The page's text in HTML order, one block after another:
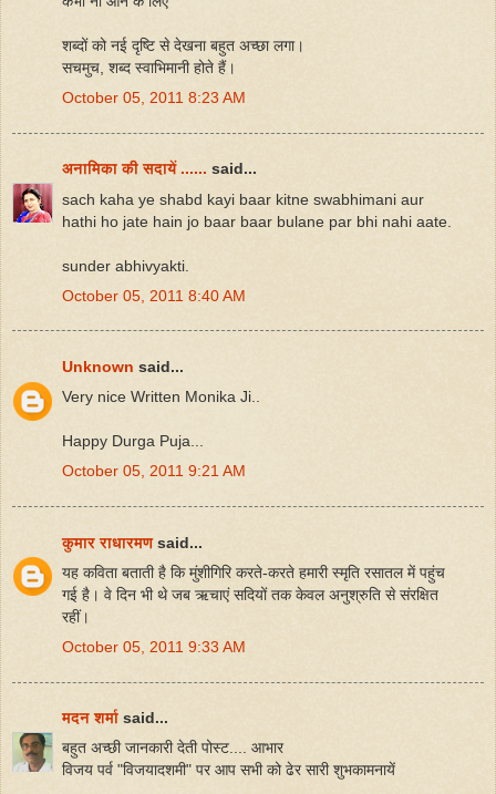
शब्दों को नई दृष्टि से देखना बहुत अच्छा लगा।
सचमुच, शब्द स्वाभिमानी होते हैं।
October 05, 2011 8:23 AM
अनामिका की सदायें ...... said...
sach kaha ye shabd kayi baar kitne swabhimani aur
hathi ho jate hain jo baar baar bulane par bhi nahi aate.
sunder abhivyakti.
October 05, 2011 8:40 AM
Unknown said...
Very nice Written Monika Ji..
Happy Durga Puja...
October 05, 2011 9:21 AM
कुमार राधारमणsaid...
यह कविता बताती है कि मुंशीगिरि करते-करते हमारी स्मृति रसातल में पहुंच
गई है। वे दिन भी थे जब ऋचाएं सदियों तक केवल अनुश्रुति से संरक्षित
रहीं।
October 05, 2011 9:33 AM
मदन शर्मा said...
बहुत अच्छी जानकारी देती पोस्ट.... आभार
विजय पर्व "विजयादशमी" पर आप सभी को ढेर सारी शुभकामनायें